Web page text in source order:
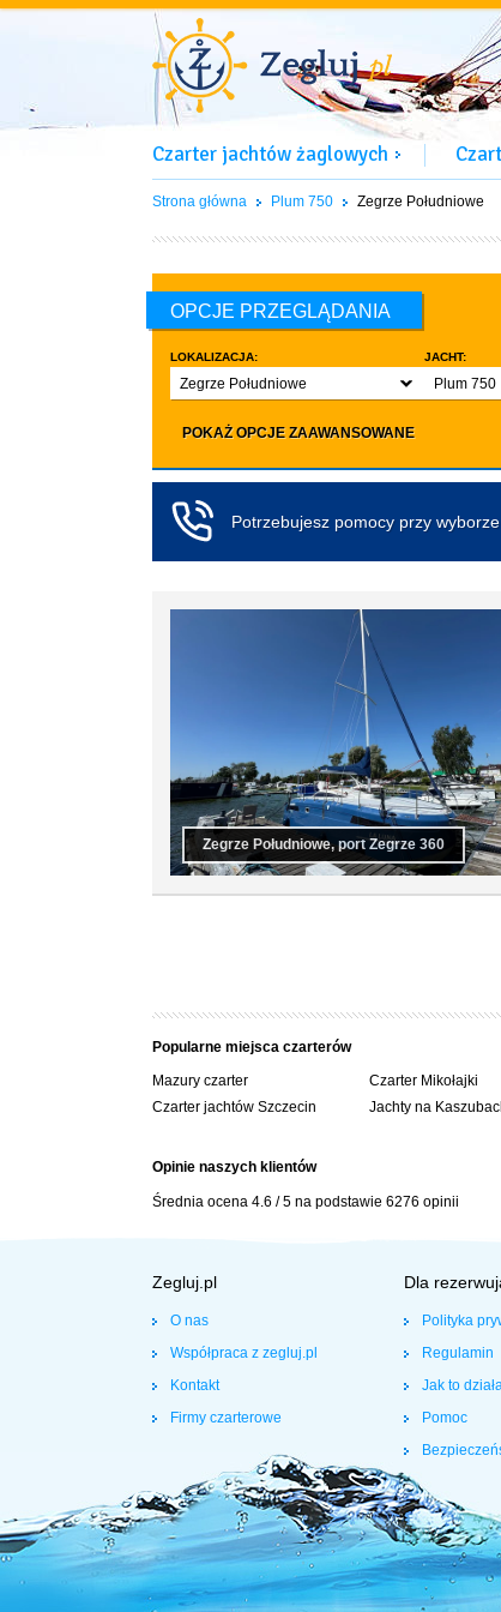
Czarter jachtów żaglowych
Strona główna Plum 750 Zegrze Południowe
OPCJE PRZEGLĄDANIA
LOKALIZACJA:
Zegrze Południowe
JACHT:
Plum 750
LICZBA OSÓB:
co najmniej 4
co najmniej 5
co najmniej 6
co najmniej 7
Koło
POKAŻ OPCJE ZAAWANSOWANE
Potrzebujesz pomocy przy
Zegrze Południowe, port Zegrze 360
Popularne miejsca czarterów
Mazury czarter
Czarter jachtów Szczecin
Czarter Mikołajki
Jachty na
Opinie naszych klientów
Średnia ocena 4.6 /5 na podstawie 6276 opinii
Zegluj.pl
O nas
Współpraca z zegluj.pl
Kontakt
Firmy czarterowe
Dla
Polityka
Regulamin
Jak to
Pomoc